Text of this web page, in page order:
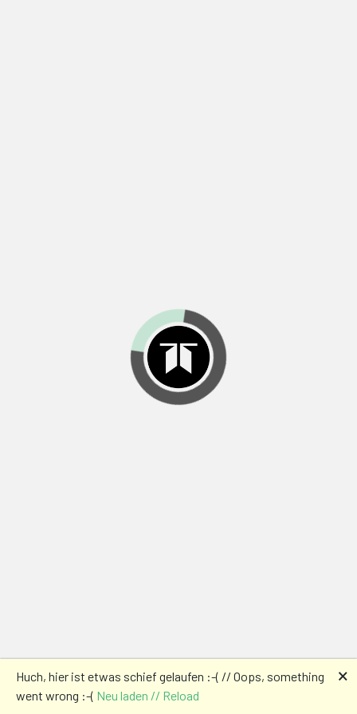
Huch, hier ist etwas schief gelaufen :-( // Oops, something
went wrong :-( Neu laden // Reload
🗙